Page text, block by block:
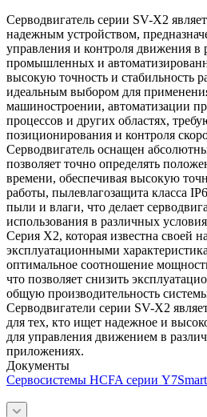
Серводвигатель серии SV-X2
надежным устройством,
управления и контроля движения в
промышленных и
высокую точность и стабильность
идеальным выбором для
машиностроении, автоматизации
процессов и других областях,
позиционирования и контроля
Серводвигатель оснащен
позволяет точно определять
времени, обеспечивая высокую
работы, пылевлагозащита класса
пыли и влаги, что делает
использования в различных
Серия X2, которая известна своей
эксплуатационными
оптимальное соотношение
что позволяет снизить
общую производительность
Серводвигатели серии SV-X2
для тех, кто ищет надежное и
для управления движением в
приложениях.
Документы
Сервосистемы HCFA серии